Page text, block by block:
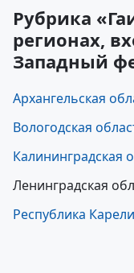
Рубрика
регионах,
Западный
Архангельская
Вологодская
Калининградская
Ленинградская
Республика